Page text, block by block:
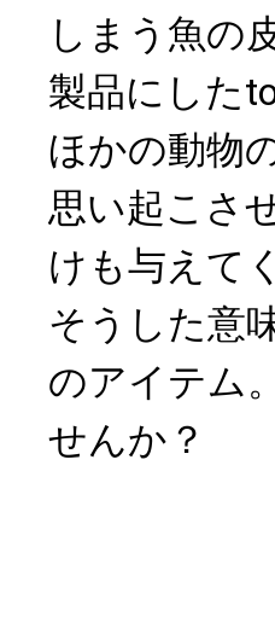
しまう魚の
製品にした
ほかの動物
思い起こさ
けも与えて
そうした意
のアイテム
せんか？